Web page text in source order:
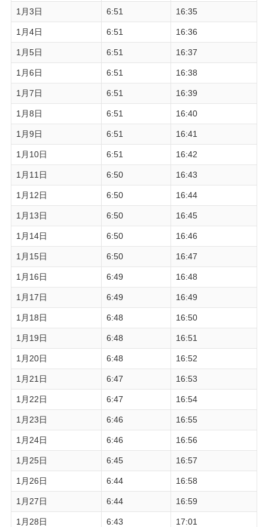
1月3日 6:51 16:35
1月4日 6:51 16:36
1月5日 6:51 16:37
1月6日 6:51 16:38
1月7日 6:51 16:39
1月8日 6:51 16:40
1月9日 6:51 16:41
1月10日 6:51 16:42
1月11日 6:50 16:43
1月12日 6:50 16:44
1月13日 6:50 16:45
1月14日 6:50 16:46
1月15日 6:50 16:47
1月16日 6:49 16:48
1月17日 6:49 16:49
1月18日 6:48 16:50
1月19日 6:48 16:51
1月20日 6:48 16:52
1月21日 6:47 16:53
1月22日 6:47 16:54
1月23日 6:46 16:55
1月24日 6:46 16:56
1月25日 6:45 16:57
1月26日 6:44 16:58
1月27日 6:44 16:59
1月28日 6:43 17:01